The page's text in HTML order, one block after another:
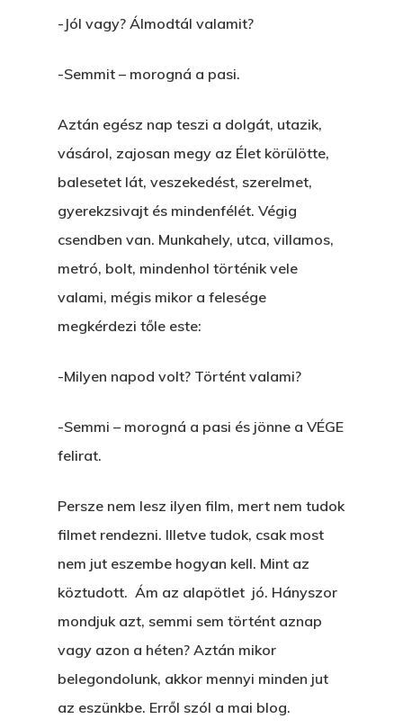
-Jól vagy? Álmodtál valamit?
-Semmit – morogná a pasi.
Aztán egész nap teszi a dolgát, utazik,
vásárol, zajosan megy az Élet körülötte,
balesetet lát, veszekedést, szerelmet,
gyerekzsivajt és mindenfélét. Végig
csendben van. Munkahely, utca, villamos,
metró, bolt, mindenhol történik vele
valami, mégis mikor a felesége
megkérdezi tőle este:
-Milyen napod volt? Történt valami?
-Semmi – morogná a pasi és jönne a VÉGE
felirat.
Persze nem lesz ilyen film, mert nem tudok
filmet rendezni. Illetve tudok, csak most
nem jut eszembe hogyan kell. Mint az
köztudott. Ám az alapötlet jó. Hányszor
mondjuk azt, semmi sem történt aznap
vagy azon a héten? Aztán mikor
belegondolunk, akkor mennyi minden jut
az eszünkbe. Erről szól a mai blog.